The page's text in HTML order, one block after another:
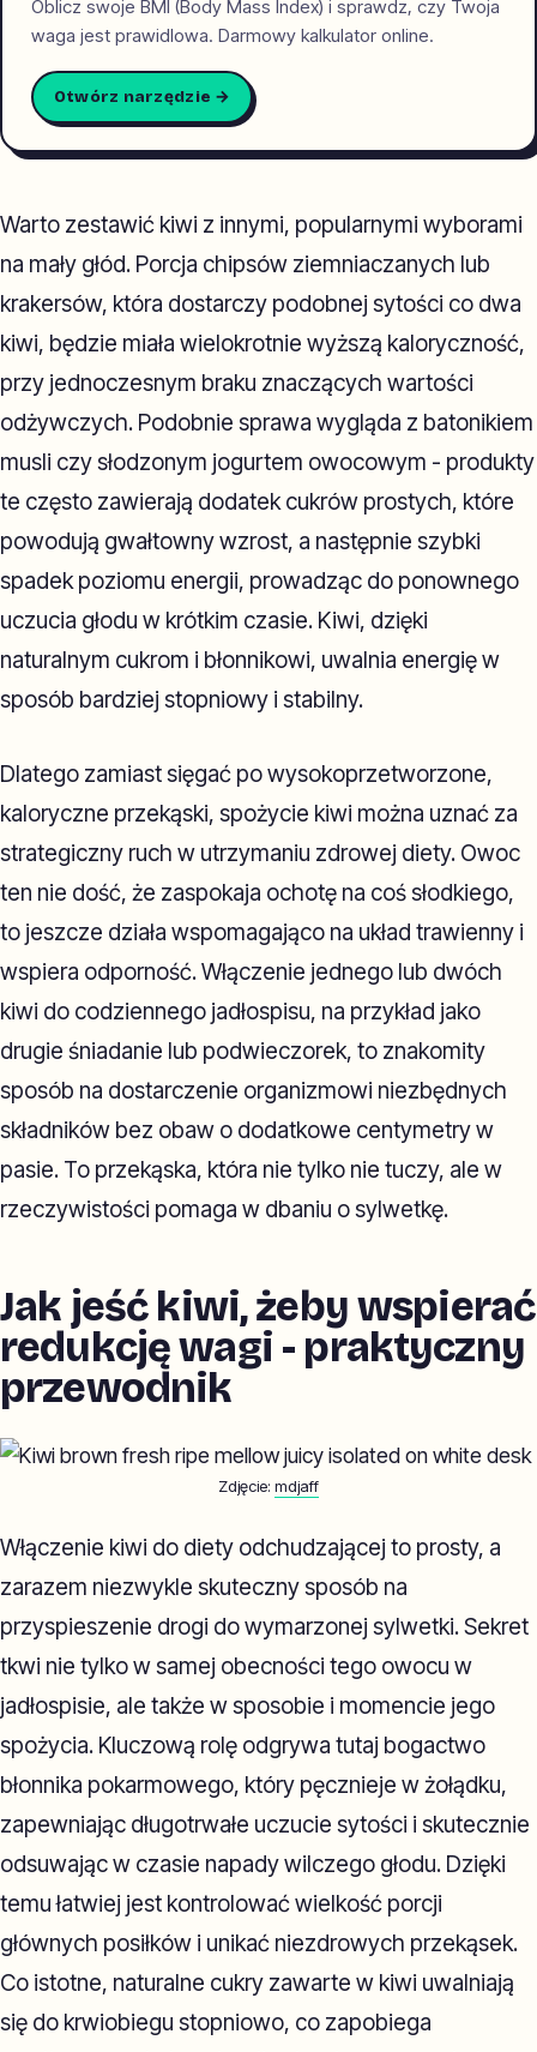
Oblicz swoje BMI (Body Mass Index) i sprawdz, czy Twoja
waga jest prawidlowa. Darmowy kalkulator online.
Otwórz narzędzie →
Warto zestawić kiwi z innymi, popularnymi wyborami
na mały głód. Porcja chipsów ziemniaczanych lub
krakersów, która dostarczy podobnej sytości co dwa
kiwi, będzie miała wielokrotnie wyższą kaloryczność,
przy jednoczesnym braku znaczących wartości
odżywczych. Podobnie sprawa wygląda z batonikiem
musli czy słodzonym jogurtem owocowym - produkty
te często zawierają dodatek cukrów prostych, które
powodują gwałtowny wzrost, a następnie szybki
spadek poziomu energii, prowadząc do ponownego
uczucia głodu w krótkim czasie. Kiwi, dzięki
naturalnym cukrom i błonnikowi, uwalnia energię w
sposób bardziej stopniowy i stabilny.
Dlatego zamiast sięgać po wysokoprzetworzone,
kaloryczne przekąski, spożycie kiwi można uznać za
strategiczny ruch w utrzymaniu zdrowej diety. Owoc
ten nie dość, że zaspokaja ochotę na coś słodkiego,
to jeszcze działa wspomagająco na układ trawienny i
wspiera odporność. Włączenie jednego lub dwóch
kiwi do codziennego jadłospisu, na przykład jako
drugie śniadanie lub podwieczorek, to znakomity
sposób na dostarczenie organizmowi niezbędnych
składników bez obaw o dodatkowe centymetry w
pasie. To przekąska, która nie tylko nie tuczy, ale w
rzeczywistości pomaga w dbaniu o sylwetkę.
Jak jeść kiwi, żeby wspierać
redukcję wagi - praktyczny
przewodnik
Zdjęcie: mdjaff
Włączenie kiwi do diety odchudzającej to prosty, a
zarazem niezwykle skuteczny sposób na
przyspieszenie drogi do wymarzonej sylwetki. Sekret
tkwi nie tylko w samej obecności tego owocu w
jadłospisie, ale także w sposobie i momencie jego
spożycia. Kluczową rolę odgrywa tutaj bogactwo
błonnika pokarmowego, który pęcznieje w żołądku,
zapewniając długotrwałe uczucie sytości i skutecznie
odsuwając w czasie napady wilczego głodu. Dzięki
temu łatwiej jest kontrolować wielkość porcji
głównych posiłków i unikać niezdrowych przekąsek.
Co istotne, naturalne cukry zawarte w kiwi uwalniają
się do krwiobiegu stopniowo, co zapobiega